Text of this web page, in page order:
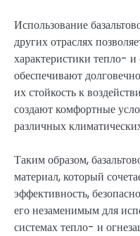
Использование
других отраслях
характеристики тепло-
обеспечивают
их стойкость к
создают комфортные
различных
Таким образом,
материал, который
эффективность,
его незаменимым для
системах тепло- и